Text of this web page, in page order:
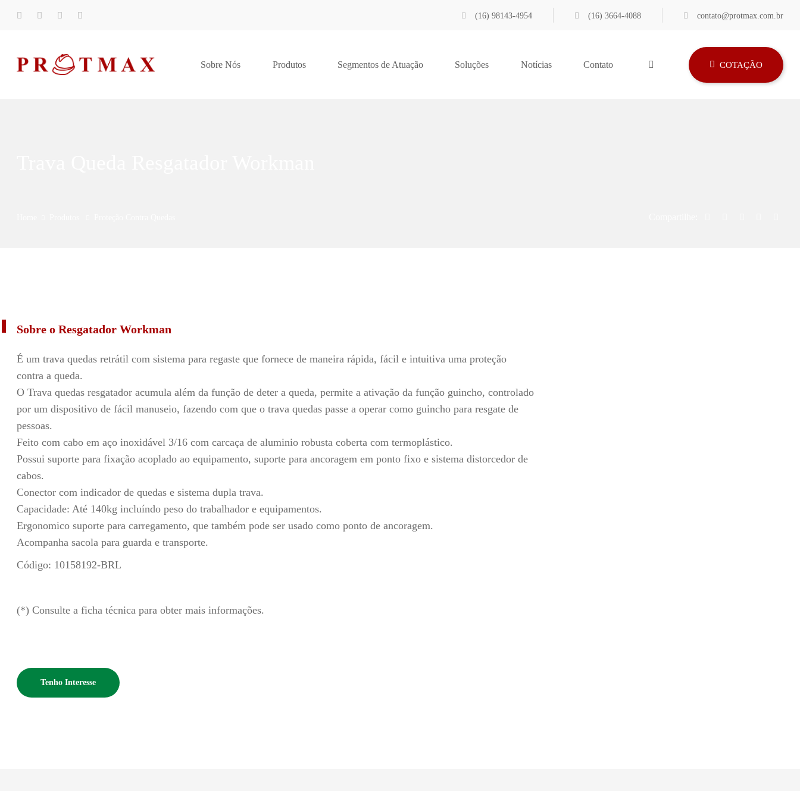
(16) 98143-4954 (16) 3664-4088 contato@protmax.com.br
Sobre Nós Produtos Segmentos de Atuação Soluções Notícias Contato COTAÇÃO
Sobre o Resgatador Workman
É um trava quedas retrátil com sistema para regaste que fornece de maneira rápida, fácil e intuitiva uma proteção
contra a queda.
O Trava quedas resgatador acumula além da função de deter a queda, permite a ativação da função guincho, controlado
por um dispositivo de fácil manuseio, fazendo com que o trava quedas passe a operar como guincho para resgate de
pessoas.
Feito com cabo em aço inoxidável 3/16 com carcaça de aluminio robusta coberta com termoplástico.
Possui suporte para fixação acoplado ao equipamento, suporte para ancoragem em ponto fixo e sistema distorcedor de
cabos.
Conector com indicador de quedas e sistema dupla trava.
Capacidade: Até 140kg incluíndo peso do trabalhador e equipamentos.
Ergonomico suporte para carregamento, que também pode ser usado como ponto de ancoragem.
Acompanha sacola para guarda e transporte.
Código: 10158192-BRL
(*) Consulte a ficha técnica para obter mais informações.
Tenho Interesse